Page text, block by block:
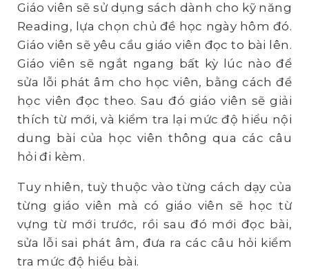
Giáo viên sẽ sử dụng sách dành cho kỹ năng
Reading, lựa chọn chủ đề học ngày hôm đó.
Giáo viên sẽ yêu cầu giáo viên đọc to bài lên.
Giáo viên sẽ ngắt ngang bất kỳ lúc nào để
sửa lỗi phát âm cho học viên, bằng cách để
học viên đọc theo. Sau đó giáo viên sẽ giải
thích từ mới, và kiểm tra lại mức độ hiểu nội
dung bài của học viên thông qua các câu
hỏi đi kèm.
Tuy nhiên, tuỳ thuộc vào từng cách dạy của
từng giáo viên mà có giáo viên sẽ học từ
vựng từ mới trước, rồi sau đó mới đọc bài,
sửa lỗi sai phát âm, đưa ra các câu hỏi kiểm
tra mức độ hiểu bài.